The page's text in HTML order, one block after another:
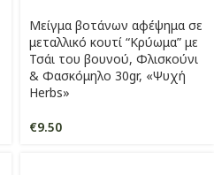
Μείγμα βοτάνων αφέψημα σε
μεταλλικό κουτί “Κρύωμα” με
Τσάι του βουνού, Φλισκούνι
& Φασκόμηλο 30gr, «Ψυχή
Herbs»
€9.50